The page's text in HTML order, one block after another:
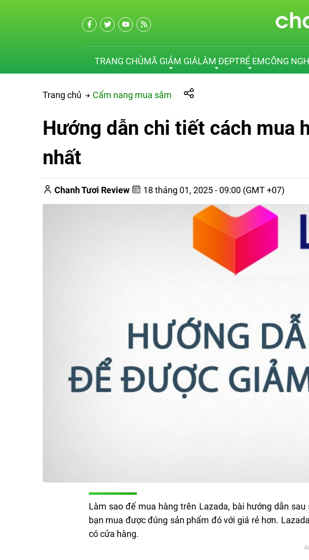
TRANG CHỦMÃ GIẢM GIÁLÀM ĐẸPTRẺ EMCÔNG
Trang chủ Cẩm nang mua sắm
Hướng dẫn chi tiết cách mua
nhất
Chanh Tươi Review 18 tháng 01, 2025 - 09:00 (GMT +07)
Làm sao để mua hàng trên Lazada, bài hướng dẫn sau
bạn mua được đúng sản phẩm đó với giá rẻ hơn.
có cửa hàng.